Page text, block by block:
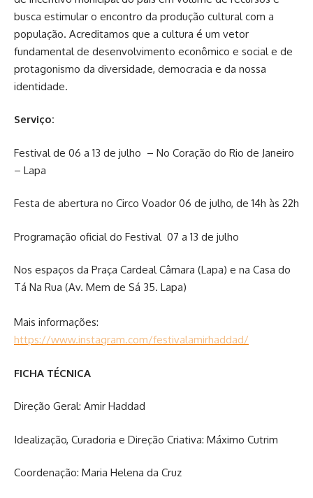
busca estimular o encontro da produção cultural com a
população. Acreditamos que a cultura é um vetor
fundamental de desenvolvimento econômico e social e de
protagonismo da diversidade, democracia e da nossa
identidade.
Serviço:
Festival de 06 a 13 de julho – No Coração do Rio de Janeiro
– Lapa
Festa de abertura no Circo Voador 06 de julho, de 14h às 22h
Programação oficial do Festival 07 a 13 de julho
Nos espaços da Praça Cardeal Câmara (Lapa) e na Casa do
Tá Na Rua (Av. Mem de Sá 35. Lapa)
Mais informações:
https://www.instagram.com/festivalamirhaddad/
FICHA TÉCNICA
Direção Geral: Amir Haddad
Idealização, Curadoria e Direção Criativa: Máximo Cutrim
Coordenação: Maria Helena da Cruz